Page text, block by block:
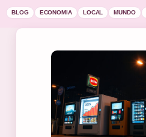
BLOG ECONOMIA LOCAL MUNDO